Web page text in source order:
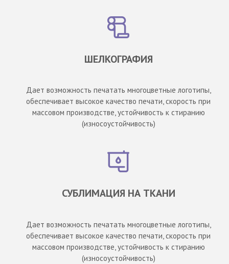
ШЕЛКОГРАФИЯ
Дает возможность печатать многоцветные логотипы,
обеспечивает высокое качество печати, скорость при
массовом производстве, устойчивость к стиранию
(износоустойчивость)
СУБЛИМАЦИЯ НА ТКАНИ
Дает возможность печатать многоцветные логотипы,
обеспечивает высокое качество печати, скорость при
массовом производстве, устойчивость к стиранию
(износоустойчивость)